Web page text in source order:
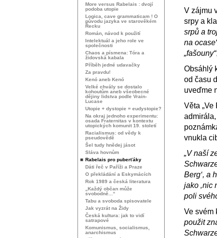
V zájmu
srpy a
srpů a
na
„fašouny“
Obsáhlý
od času
uveďme
Věta
vnukla
„V naší
Berg‘, a
jako ‚nic
poli
Ve svém
použit
More versus Rabelais : dvojí
podoba utopie
Logica, cave grammaticam ! O
původu jazyka ve starověkém
Řecku
Román, návod k použití
Intelektuál a jeho role ve
společnosti
Chaos a písmena: Tóra a
židovská kabala
Příběh jedné udavačky
Za pravdu!
Kenó aneb Kenó
Velké chvály se dostalo
kohoutům aneb všeobecné
dějiny lidstva podle Vrain-
Lucase
Utopie + dystopie = eudystopie?
Na okraj jednoho experimentu:
osada Fraternitas v kontextu
utopických komunit 19. století
Racialismus: od vědy k
pseudovědě
Šel tudy hnědej jásot
Sláva hovnům
Rabelais pro puberťáky
Dáti řeč v Paříži a Praze
O překládání a Eskymácích
Rok 1989 a česká literatura
„Každý občan může
svobodně...“
Tabu a svoboda spisovatele
Jak vyzrát na Židy
Česká kultura: jak to vidí
satrapové
Komunismus, socialismus,
anarchismus